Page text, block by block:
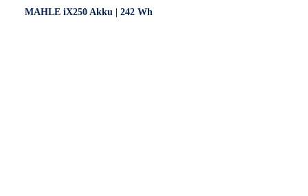
war: ist:
MAHLE iX250 Akku | 242 Wh